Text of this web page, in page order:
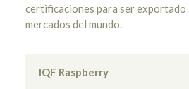
certificaciones para ser exportado
mercados del mundo.
IQF Raspberry